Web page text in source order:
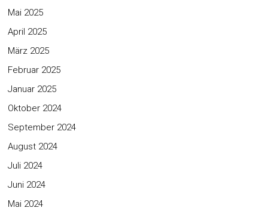
Mai 2025
April 2025
März 2025
Februar 2025
Januar 2025
Oktober 2024
September 2024
August 2024
Juli 2024
Juni 2024
Mai 2024